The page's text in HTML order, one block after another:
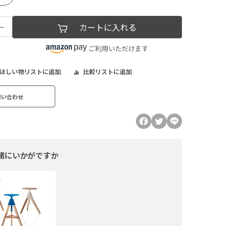
− カートに入れる
ご利用いただけます
しい物リストに追加 比較リストに追加
合わせ
にいかがですか